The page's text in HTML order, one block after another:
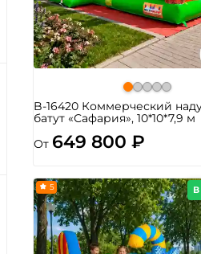
B-16420 Коммерческий
батут «Сафария», 10*10*7,9 м
От 649 800 ₽
5